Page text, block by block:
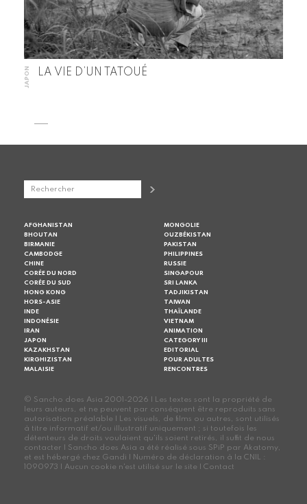
JAPON LA VIE D’UN TATOUÉ
AFGHANISTAN
BHOUTAN
BIRMANIE
CAMBODGE
CHINE
CORÉE DU NORD
CORÉE DU SUD
HONG KONG
HORS-ASIE
INDE
INDONÉSIE
IRAN
JAPON
KAZAKHSTAN
KIRGHIZISTAN
MALAISIE
MONGOLIE
OUZBÉKISTAN
PAKISTAN
PHILIPPINES
RUSSIE
SINGAPOUR
SRI LANKA
TADJIKISTAN
TAIWAN
THAÏLANDE
VIETNAM
ANIMATION
CATEGORY III
EDITORIAL
POUR ADULTES
RENCONTRES
© Sancho does Asia 2001-2026 | Les textes sont la propriété de
leurs auteurs, et ne peuvent par conséquent être reproduits sans
autorisation préalable | Les visuels, de films ou autres, sont utilisés
à titre informatif et/ou illustratif uniquement ; si toutefois les
détenteurs de droits voulaient qu'ils soient retirés, il suffit de nous
contacter | Sancho does Asia a été réalisé sous SPiP par Akatomy,
et est hébergé chez Gandi | Numéro de déclaration à la CNIL :
1090973 | Aucun cookie n'est utilisé sur le site | Contact